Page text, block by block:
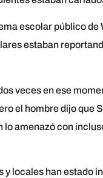
escolar público
estaban
veces en ese
el hombre dijo que
lo amenazó con
y locales han estado